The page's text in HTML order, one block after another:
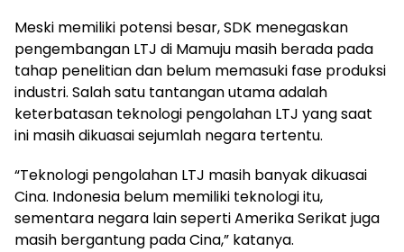
Meski memiliki potensi besar, SDK menegaskan
pengembangan LTJ di Mamuju masih berada pada
tahap penelitian dan belum memasuki fase produksi
industri. Salah satu tantangan utama adalah
keterbatasan teknologi pengolahan LTJ yang saat
ini masih dikuasai sejumlah negara tertentu.
“Teknologi pengolahan LTJ masih banyak dikuasai
Cina. Indonesia belum memiliki teknologi itu,
sementara negara lain seperti Amerika Serikat juga
masih bergantung pada Cina,” katanya.